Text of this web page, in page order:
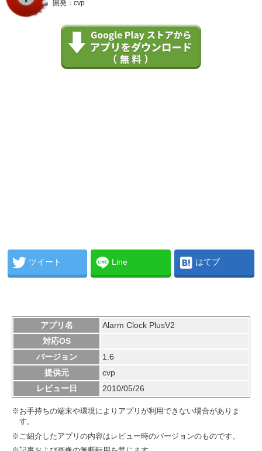
開発：cvp
ツイート Line はてブ
アプリ名
Alarm Clock PlusV2
対応OS
バージョン
1.6
提供元
cvp
レビュー日
2010/05/26
※お手持ちの端末や環境によりアプリが利用できない場合がありま
す。
※ご紹介したアプリの内容はレビュー時のバージョンのものです。